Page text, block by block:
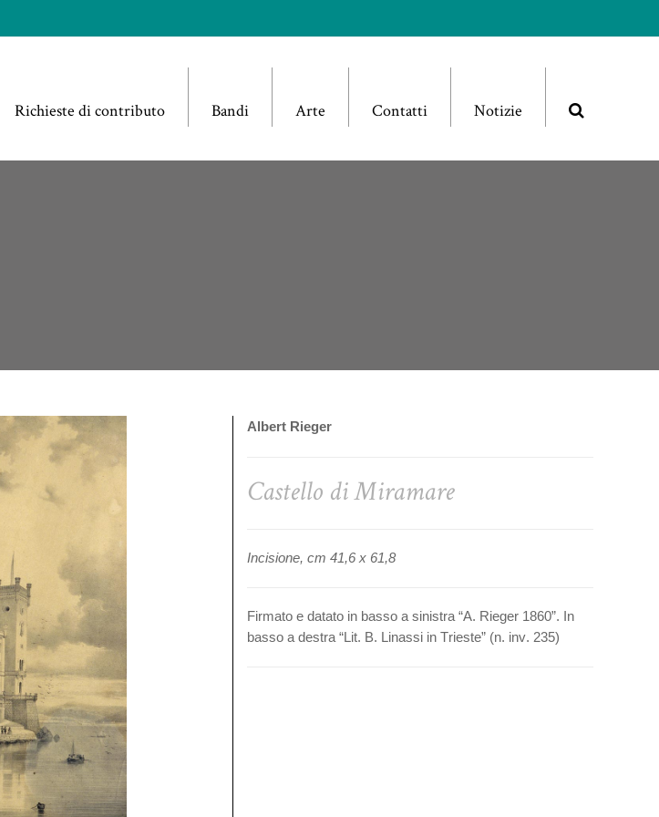
Richieste di contributo Bandi Arte Contatti Notizie
Albert Rieger
Castello di Miramare
Incisione, cm 41,6 x 61,8
Firmato e datato in basso a sinistra “A. Rieger 1860”. In
basso a destra “Lit. B. Linassi in Trieste” (n. inv. 235)